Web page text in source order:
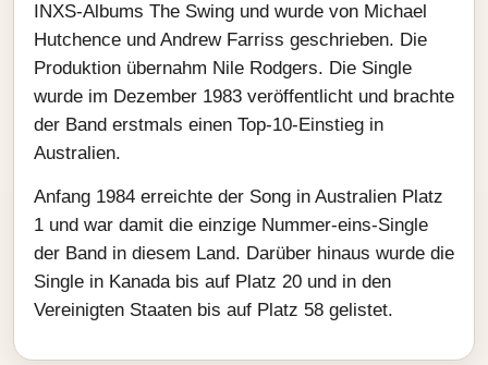
INXS-Albums The Swing und wurde von Michael
Hutchence und Andrew Farriss geschrieben. Die
Produktion übernahm Nile Rodgers. Die Single
wurde im Dezember 1983 veröffentlicht und brachte
der Band erstmals einen Top-10-Einstieg in
Australien.
Anfang 1984 erreichte der Song in Australien Platz
1 und war damit die einzige Nummer-eins-Single
der Band in diesem Land. Darüber hinaus wurde die
Single in Kanada bis auf Platz 20 und in den
Vereinigten Staaten bis auf Platz 58 gelistet.